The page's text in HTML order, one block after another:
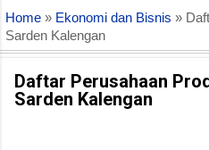
Home » Ekonomi dan Bisnis »
Sarden Kalengan
Daftar Perusahaan
Sarden Kalengan